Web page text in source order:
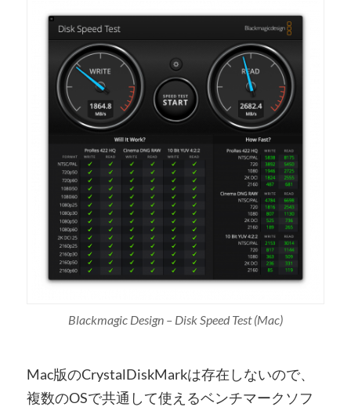
Blackmagic Design – Disk Speed Test (Mac)
Mac版のCrystalDiskMarkは存在しないので、
複数のOSで共通して使えるベンチマークソフ